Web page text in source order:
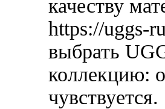
качеству
https://uggs-
выбрать
коллекцию:
чувствуется.